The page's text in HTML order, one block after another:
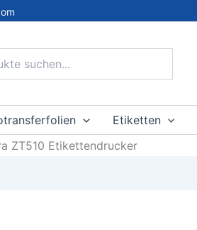
Etiketten
ZT510 Etikettendrucker